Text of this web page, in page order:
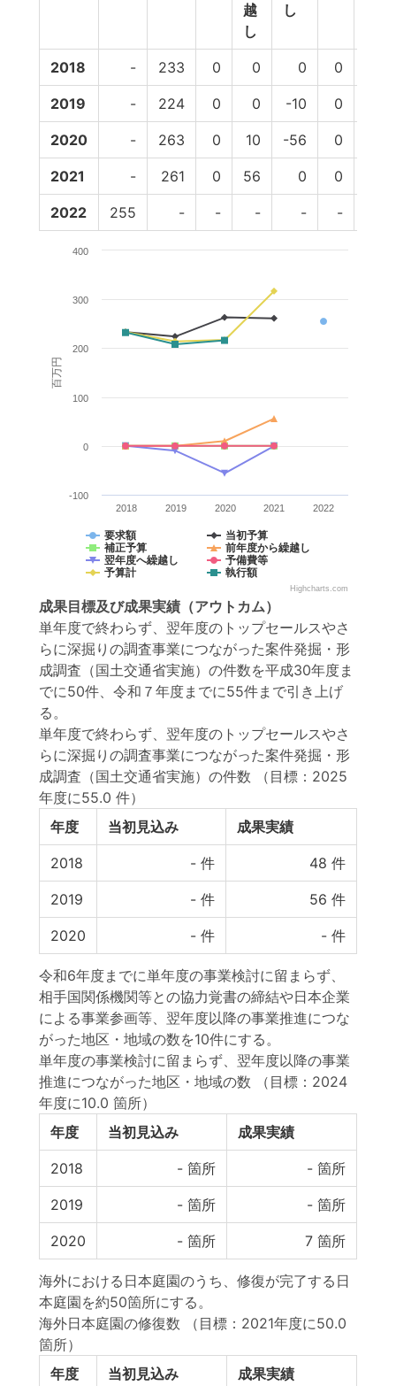
越
し
し
2018 - 233 0 0 0 0
2019 - 224 0 0 -10 0
2020 - 263 0 10 -56 0
2021 - 261 0 56 0 0
2022 255 - - - - -
百万円
要求額
当初予算
補正予算
前年度から繰越し
翌年度へ繰越し
予備費等
予算計
執行額
2018 2019 2020 2021 2022
-100
0
100
200
300
400
Highcharts.com
成果目標及び成果実績 （アウトカム）
単年度で終わらず、翌年度のトップセールスやさ
らに深掘りの調査事業につながった案件発掘・形
成調査（国土交通省実施）の件数を平成30年度ま
でに50件、令和７年度までに55件まで引き上げ
る。
単年度で終わらず、翌年度のトップセールスやさ
らに深掘りの調査事業につながった案件発掘・形
成調査（国土交通省実施）の件数
（目標：2025
年度に55.0 件）
年度
当初見込み 成果実績
2018 - 件 48 件
2019 - 件 56 件
2020 - 件 - 件
令和6年度までに単年度の事業検討に留まらず、
相手国関係機関等との協力覚書の締結や日本企業
による事業参画等、翌年度以降の事業推進につな
がった地区・地域の数を10件にする。
単年度の事業検討に留まらず、翌年度以降の事業
推進につながった地区・地域の数
（目標：2024
年度に10.0 箇所）
年度
当初見込み 成果実績
2018 - 箇所 - 箇所
2019 - 箇所 - 箇所
2020 - 箇所 7 箇所
海外における日本庭園のうち、修復が完了する日
本庭園を約50箇所にする。
海外日本庭園の修復数
（目標：2021年度に50.0
箇所）
年度
当初見込み 成果実績